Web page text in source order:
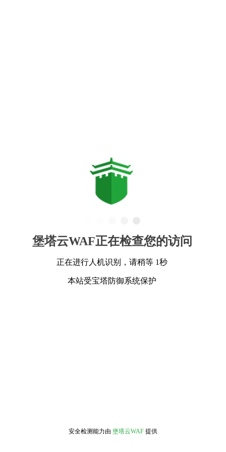
堡塔云WAF正在检查您的访问
正在进行人机识别，请稍等 1秒
本站受宝塔防御系统保护
安全检测能力由 堡塔云WAF 提供